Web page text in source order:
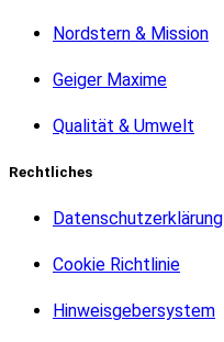
Nordstern & Mission
Geiger Maxime
Qualität & Umwelt
Rechtliches
Datenschutzerklärung
Cookie Richtlinie
Hinweisgebersystem